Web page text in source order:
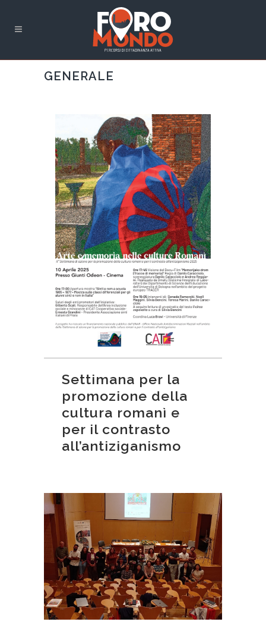
GENERALE
Settimana per la
promozione della
cultura romanì e
per il contrasto
all’antiziganismo